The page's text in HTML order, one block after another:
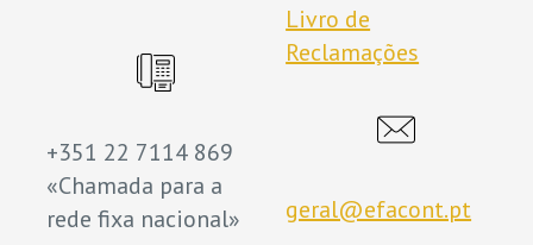
+351 22 7114 869
«Chamada para a
rede fixa nacional»
Livro de
Reclamações
geral@efacont.pt